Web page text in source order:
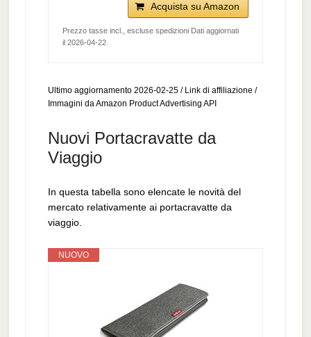
Acquista su Amazon
Prezzo tasse incl., escluse spedizioni Dati aggiornati
il 2026-04-22
Ultimo aggiornamento 2026-02-25 / Link di affiliazione /
Immagini da Amazon Product Advertising API
Nuovi Portacravatte da
Viaggio
In questa tabella sono elencate le novità del
mercato relativamente ai portacravatte da
viaggio.
NUOVO